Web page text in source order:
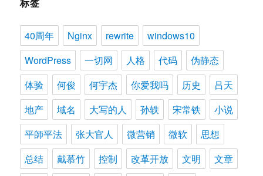
标签
40周年 Nginx rewrite
windows10
WordPress
一切网 人格 代码
伪静态
体验
何俊 何宇杰 你爱我吗 历史
吕天
地产
域名 大写的人 孙轶 宋常铁
小说
平師平法
张大官人 微营销 微软
思想
总结
戴慕竹 控制 改革开放 文明
文章